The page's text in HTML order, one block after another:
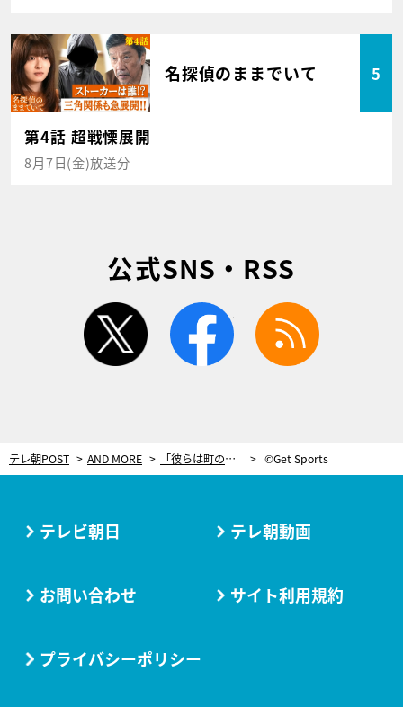
名探偵のままでいて 5
第4話 超戦慄展開
8月7日(金)放送分
公式SNS・RSS
twitter facebook
テレ朝POST AND MORE 「彼らは町の悲願」―カーリング男子代表を支え続けた軽井沢町民たちが見た夢 ©Get Sports
テレビ朝日 テレ朝動画
お問い合わせ サイト利用規約
プライバシーポリシー